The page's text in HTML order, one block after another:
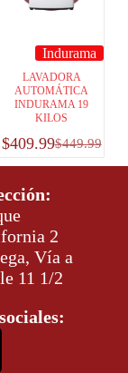
Indurama
LAVADORA
AUTOMÁTICA
INDURAMA 19
KILOS
$449.99
$409.99
2
Vía a
11 1/2